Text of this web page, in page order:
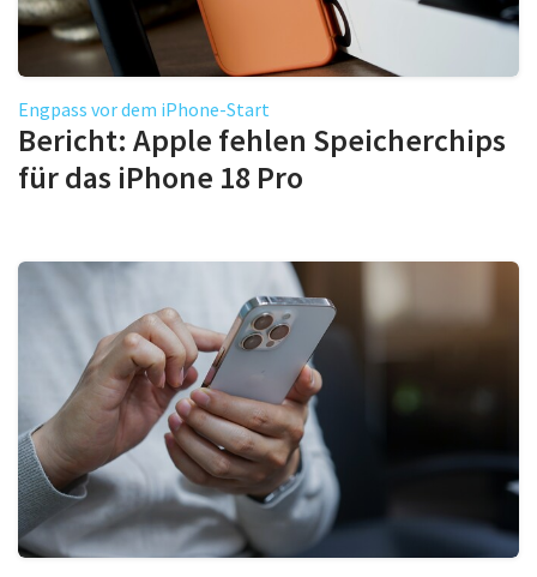
Engpass vor dem iPhone-Start
Bericht: Apple fehlen Speicherchips
für das iPhone 18 Pro